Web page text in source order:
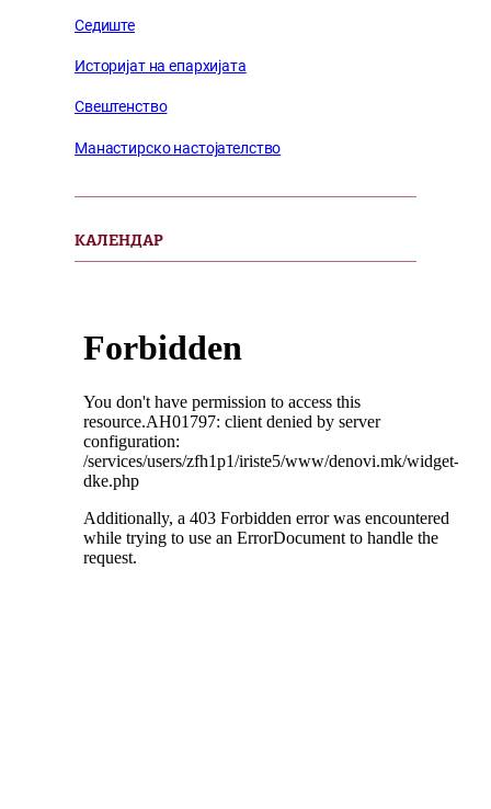
Седиште
Историјат на епархијата
Свештенство
Манастирско настојателство
КАЛЕНДАР